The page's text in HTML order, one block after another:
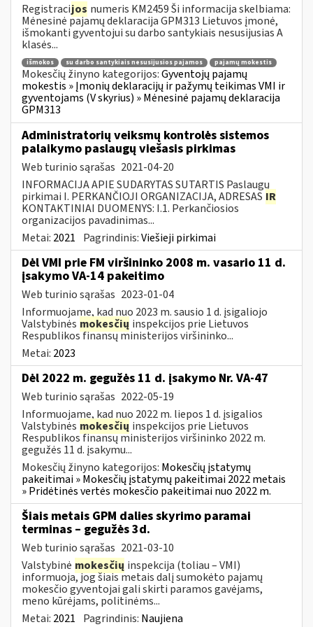
Registracijos numeris KM2459 Ši informacija skelbiama:
Mėnesinė pajamų deklaracija GPM313 Lietuvos įmonė,
išmokanti gyventojui su darbo santykiais nesusijusias A
klasės...
išmokos su darbo santykiais nesusijusios pajamos pajamų mokestis
Mokesčių žinyno kategorijos:Gyventojų pajamų
mokestis » Įmonių deklaracijų ir pažymų teikimas VMI ir
gyventojams (V skyrius) » Mėnesinė pajamų deklaracija
GPM313
Administratorių veiksmų kontrolės sistemos
palaikymo paslaugų viešasis pirkimas
Web turinio sąrašas 2021-04-20
INFORMACIJA APIE SUDARYTAS SUTARTIS Paslaugų
pirkimai I. PERKANČIOJI ORGANIZACIJA, ADRESAS IR
KONTAKTINIAI DUOMENYS: I.1. Perkančiosios
organizacijos pavadinimas...
Metai: 2021 Pagrindinis:Viešieji pirkimai
Dėl VMI prie FM viršininko 2008 m. vasario 11 d.
įsakymo VA-14 pakeitimo
Web turinio sąrašas 2023-01-04
Informuojame, kad nuo 2023 m. sausio 1 d. įsigaliojo
Valstybinės mokesčių inspekcijos prie Lietuvos
Respublikos finansų ministerijos viršininko...
Metai: 2023
Dėl 2022 m. gegužės 11 d. įsakymo Nr. VA-47
Web turinio sąrašas 2022-05-19
Informuojame, kad nuo 2022 m. liepos 1 d. įsigalios
Valstybinės mokesčių inspekcijos prie Lietuvos
Respublikos finansų ministerijos viršininko 2022 m.
gegužės 11 d. įsakymu...
Mokesčių žinyno kategorijos: Mokesčių įstatymų
pakeitimai » Mokesčių įstatymų pakeitimai 2022 metais
» Pridėtinės vertės mokesčio pakeitimai nuo 2022 m.
Šiais metais GPM dalies skyrimo paramai
terminas – gegužės 3d.
Web turinio sąrašas 2021-03-10
Valstybinė mokesčių inspekcija (toliau – VMI)
informuoja, jog šiais metais dalį sumokėto pajamų
mokesčio gyventojai gali skirti paramos gavėjams,
meno kūrėjams, politinėms...
Metai: 2021 Pagrindinis: Naujiena